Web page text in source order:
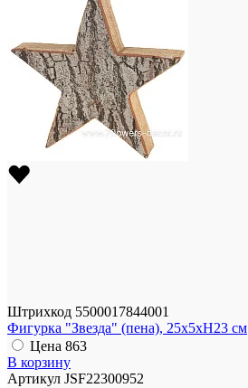
Штрихкод 5500017844001
Фигурка "Звезда" (пена), 25х5хН23 см
Цена 863
В корзину
Артикул JSF22300952